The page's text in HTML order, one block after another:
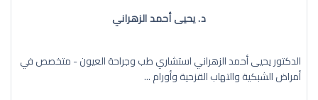
د. يحيى أحمد الزهراني
الدكتور يحيى أحمد الزهراني استشاري طب وجراحة العيون - متخصص في
أمراض الشبكية والتهاب القزحية وأورام ...